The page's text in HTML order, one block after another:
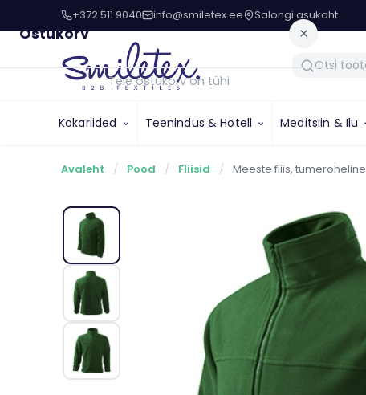
+372 511 9040 info@smiletex.ee Salongi asukoht
Kokariided Teenindus & Hotell Meditsiin & Ilu
Avaleht / Pood / Fliisid / Meeste fliis, tumeroheline
Ostukorv ×
Teie ostukorv on tühi